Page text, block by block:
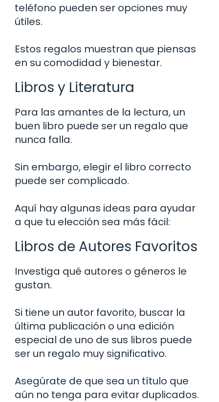
teléfono pueden ser opciones muy
útiles.
Estos regalos muestran que piensas
en su comodidad y bienestar.
Libros y Literatura
Para las amantes de la lectura, un
buen libro puede ser un regalo que
nunca falla.
Sin embargo, elegir el libro correcto
puede ser complicado.
Aquí hay algunas ideas para ayudar
a que tu elección sea más fácil:
Libros de Autores Favoritos
Investiga qué autores o géneros le
gustan.
Si tiene un autor favorito, buscar la
última publicación o una edición
especial de uno de sus libros puede
ser un regalo muy significativo.
Asegúrate de que sea un título que
aún no tenga para evitar duplicados.